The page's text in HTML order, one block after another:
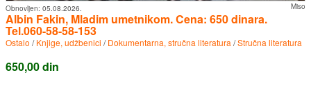
Miso
Obnovljen: 05.08.2026.
Albin Fakin, Mladim umetnikom. Cena: 650 dinara.
Tel.060-58-58-153
Ostalo /Knjige, udžbenici /Dokumentarna, stručna literatura /Stručna literatura
650,00 din